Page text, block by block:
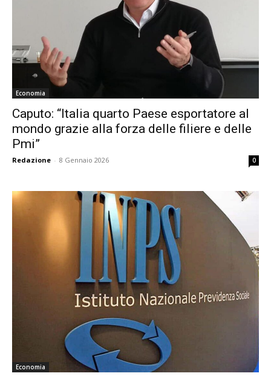
Economia
Caputo: “Italia quarto Paese esportatore al
mondo grazie alla forza delle filiere e delle
Pmi”
Redazione - 8 Gennaio 2026 0
Economia